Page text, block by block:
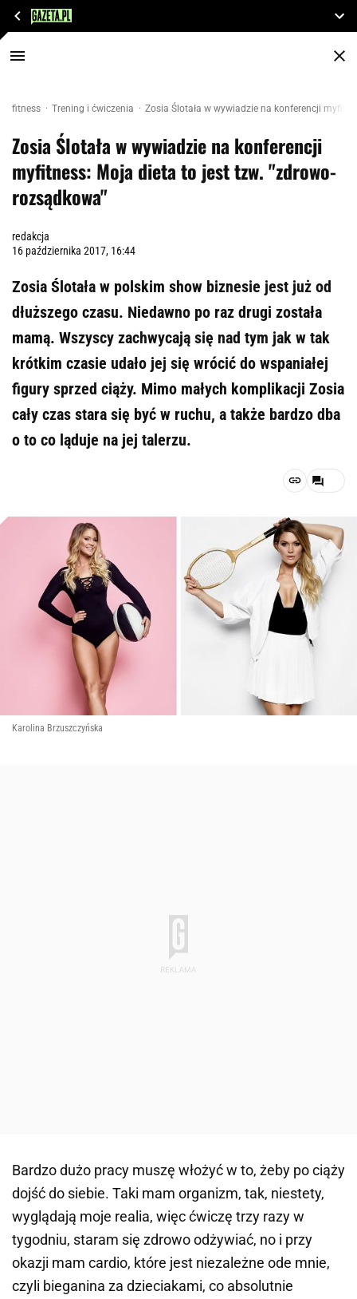
fitness Trening i ćwiczenia Zosia Ślotała w wywiadzie na konferencji
Zosia Ślotała w wywiadzie na konferencji
myfitness: Moja dieta to jest tzw. "zdrowo-
rozsądkowa"
redakcja
16 października 2017, 16:44
Zosia Ślotała w polskim show biznesie jest już od
dłuższego czasu. Niedawno po raz drugi została
mamą. Wszyscy zachwycają się nad tym jak w tak
krótkim czasie udało jej się wrócić do wspaniałej
figury sprzed ciąży. Mimo małych komplikacji Zosia
cały czas stara się być w ruchu, a także bardzo dba
o to co ląduje na jej talerzu.
Karolina Brzuszczyńska
Bardzo dużo pracy muszę włożyć w to, żeby po ciąży
dojść do siebie. Taki mam organizm, tak, niestety,
wyglądają moje realia, więc ćwiczę trzy razy w
tygodniu, staram się zdrowo odżywiać, no i przy
okazji mam cardio, które jest niezależne ode mnie,
czyli bieganina za dzieciakami, co absolutnie